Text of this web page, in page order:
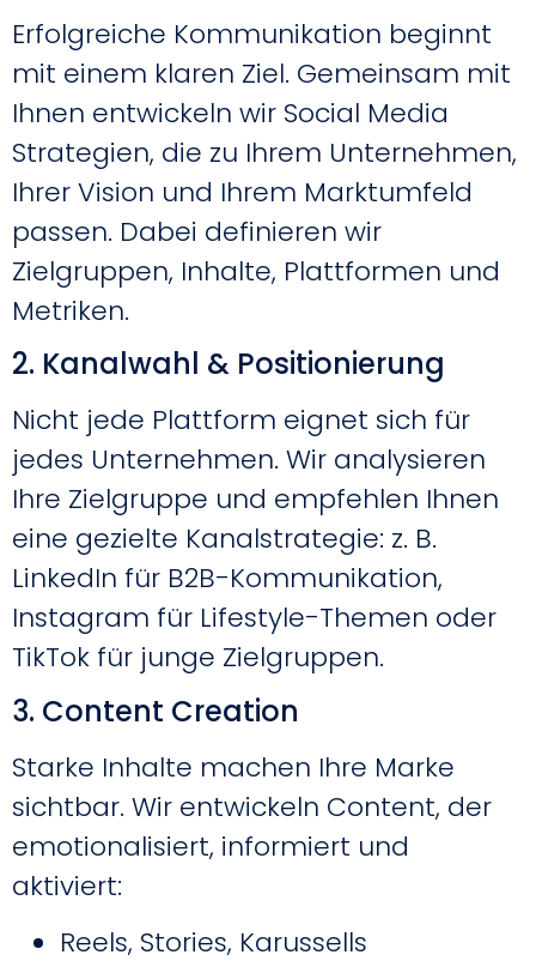
Erfolgreiche Kommunikation beginnt
mit einem klaren Ziel. Gemeinsam mit
Ihnen entwickeln wir Social Media
Strategien, die zu Ihrem Unternehmen,
Ihrer Vision und Ihrem Marktumfeld
passen. Dabei definieren wir
Zielgruppen, Inhalte, Plattformen und
Metriken.
2. Kanalwahl & Positionierung
Nicht jede Plattform eignet sich für
jedes Unternehmen. Wir analysieren
Ihre Zielgruppe und empfehlen Ihnen
eine gezielte Kanalstrategie: z. B.
LinkedIn für B2B-Kommunikation,
Instagram für Lifestyle-Themen oder
TikTok für junge Zielgruppen.
3. Content Creation
Starke Inhalte machen Ihre Marke
sichtbar. Wir entwickeln Content, der
emotionalisiert, informiert und
aktiviert:
Reels, Stories, Karussells